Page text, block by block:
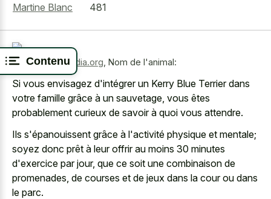
Contenu
Martine Blanc
481
Source:wikimedia.org Nom de l'animal:
Si vous envisagez d'intégrer un Kerry Blue Terrier dans
votre famille grâce à un sauvetage, vous êtes
probablement curieux de savoir à quoi vous attendre.
Ils s'épanouissent grâce à l'activité physique et mentale;
soyez donc prêt à leur offrir au moins 30 minutes
d'exercice par jour, que ce soit une combinaison de
promenades, de courses et de jeux dans la cour ou dans
le parc.